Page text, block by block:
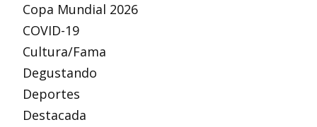
Copa Mundial 2026
COVID-19
Cultura/Fama
Degustando
Deportes
Destacada